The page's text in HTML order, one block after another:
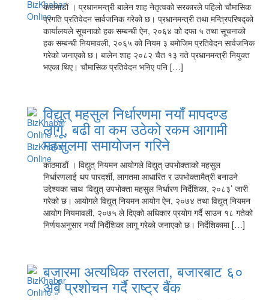
काठमाडौं । प्रधानमन्त्री बालेन शाह नेतृत्वको सरकारले पहिलो चौमासिक
प्रगति प्रतिवेदन सार्वजनिक गरेको छ। प्रधानमन्त्री तथा मन्त्रिपरिषद्को
कार्यालयले सूचनाको हक सम्बन्धी ऐन, २०६४ को दफा ५ तथा सूचनाको
हक सम्बन्धी नियमावली, २०६५ को नियम ३ बमोजिम प्रतिवेदन सार्वजनिक
गरेको जनाएको छ। बालेन शाह २०८२ चैत १३ गते प्रधानमन्त्री नियुक्त
भएका थिए। चौमासिक प्रतिवेदन भनिए पनि […]
विद्युत् महसुल निर्धारणमा नयाँ मापदण्ड
लागू, बढी वा कम उठेको रकम आगामी
महसुलमा समायोजन गरिने
काठमाडौं । विद्युत् नियमन आयोगले विद्युत् उपभोक्ताको महसुल
निर्धारणलाई थप पारदर्शी, लागतमा आधारित र उपभोक्तामैत्री बनाउने
उद्देश्यका साथ ‘विद्युत् उपभोक्ता महसुल निर्धारण निर्देशिका, २०८३’ जारी
गरेको छ। आयोगले विद्युत् नियमन आयोग ऐन, २०७४ तथा विद्युत् नियमन
आयोग नियमावली, २०७५ ले दिएको अधिकार प्रयोग गर्दै साउन १८ गतेको
निर्णयअनुसार नयाँ निर्देशिका लागू गरेको जनाएको छ। निर्देशिकामा […]
बजारमा अत्यधिक तरलता, बजारबाट ६०
अर्ब प्रशोचन गर्दै राष्ट्र बैंक